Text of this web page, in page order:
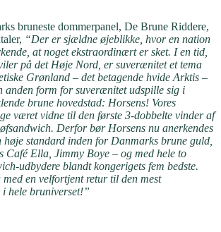
bruneste dommerpanel, De Brune Riddere,
“Der er sjældne øjeblikke, hvor en nation
at noget ekstraordinært er sket. I en tid,
på det Høje Nord, er suverænitet et tema
Grønland – det betagende hvide Arktis –
anden form for suverænitet udspille sig i
brune hovedstad: Horsens! Vores
været vidne til den første 3-dobbelte vinder af
Derfor bør Horsens nu anerkendes
standard inden for Danmarks brune guld,
Café Ella, Jimmy Boye – og med hele to
udbydere blandt kongerigets fem bedste.
en velfortjent retur til den mest
hele bruniverset!”